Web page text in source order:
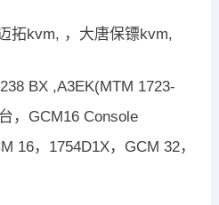
拓kvm, ，大唐保镖kvm,
BX ,A3EK(MTM 1723-
，GCM16 Console
16，1754D1X，GCM 32，